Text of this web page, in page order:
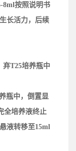
8ml按照说明书
长活力，后续
弃T25培养瓶中
瓶中，倒置显
全培养液终止
液转移至15ml